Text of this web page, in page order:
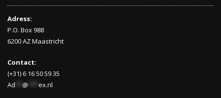
Adress:
P.O. Box 988
6200 AZ Maastricht
Contact:
(+31) 6 16 50 59 35
Ad
@ ex.nl